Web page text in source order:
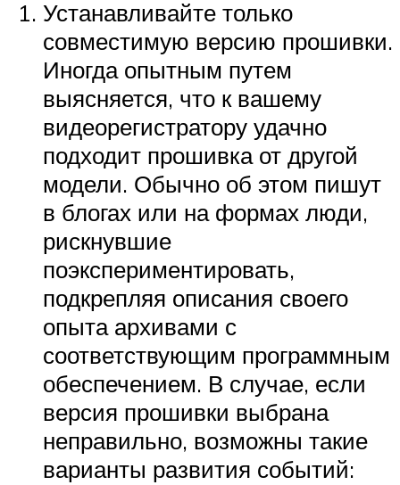
Устанавливайте только
совместимую версию прошивки.
Иногда опытным путем
выясняется, что к вашему
видеорегистратору удачно
подходит прошивка от другой
модели. Обычно об этом пишут
в блогах или на формах люди,
рискнувшие
поэкспериментировать,
подкрепляя описания своего
опыта архивами с
соответствующим программным
обеспечением. В случае, если
версия прошивки выбрана
неправильно, возможны такие
варианты развития событий: